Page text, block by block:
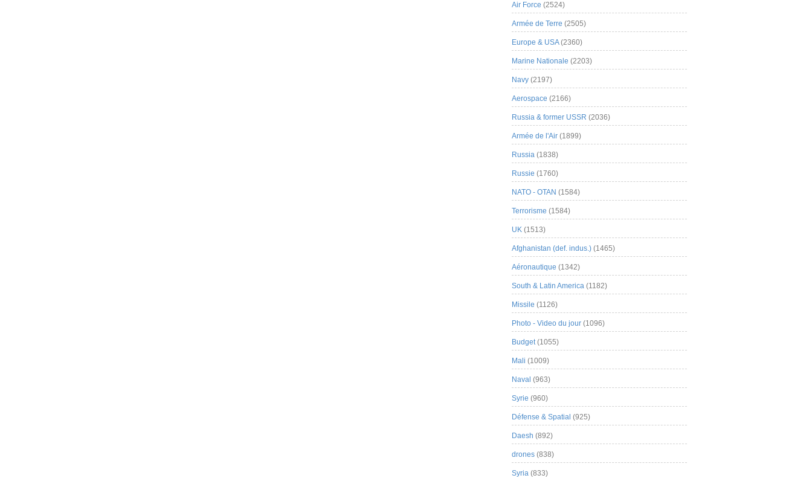
Air Force (2524)
Armée de Terre (2505)
Europe & USA(2360)
Marine Nationale (2203)
Navy (2197)
Aerospace (2166)
Russia & former USSR (2036)
Armée de l'Air (1899)
Russia (1838)
Russie (1760)
NATO - OTAN (1584)
Terrorisme (1584)
UK (1513)
Afghanistan (def. indus.) (1465)
Aéronautique (1342)
South & Latin America (1182)
Missile (1126)
Photo - Video du jour (1096)
Budget(1055)
Mali (1009)
Naval (963)
Syrie (960)
Défense & Spatial (925)
Daesh (892)
drones (838)
Syria (833)